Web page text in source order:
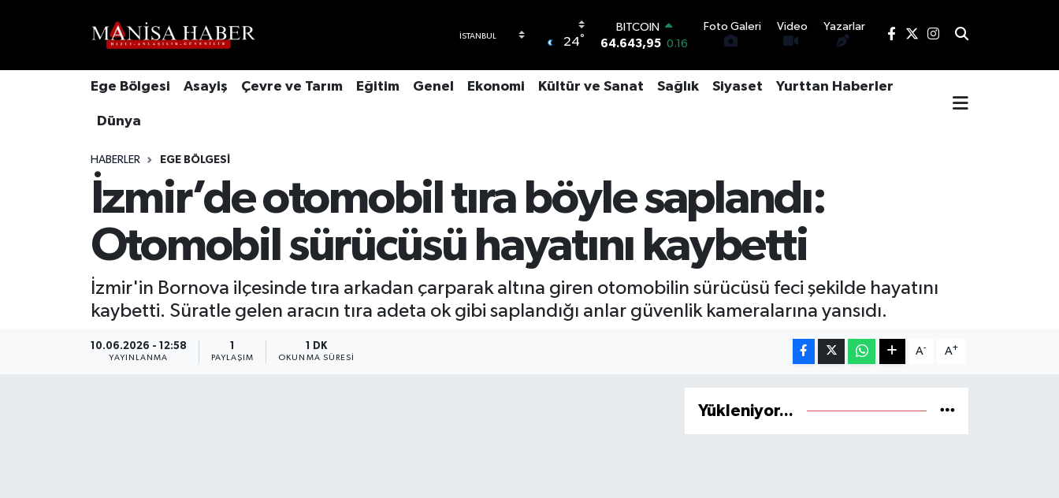
24°
64.643,95
DOLAR
EURO
13.799 70
Foto Galeri Video Yazarlar
Ege Bölgesi Asayiş Çevre ve Tarım Eğitim Genel Ekonomi Kültür ve Sanat Sağlık Siyaset Yurttan Haberler
Dünya
HABERLER EGE BÖLGESI
İzmir’de otomobil tıra böyle saplandı:
Otomobil sürücüsü hayatını kaybetti
İzmir'in Bornova ilçesinde tıra arkadan çarparak altına giren otomobilin sürücüsü feci şekilde hayatını
kaybetti. Süratle gelen aracın tıra adeta ok gibi saplandığı anlar güvenlik kameralarına yansıdı.
10.06.2026 - 12:58
YAYINLANMA
1
PAYLAŞIM
1 DK
OKUNMA SÜRESI
A- A+
Yükleniyor...
Tüm Manşetler
Haber Arşivi